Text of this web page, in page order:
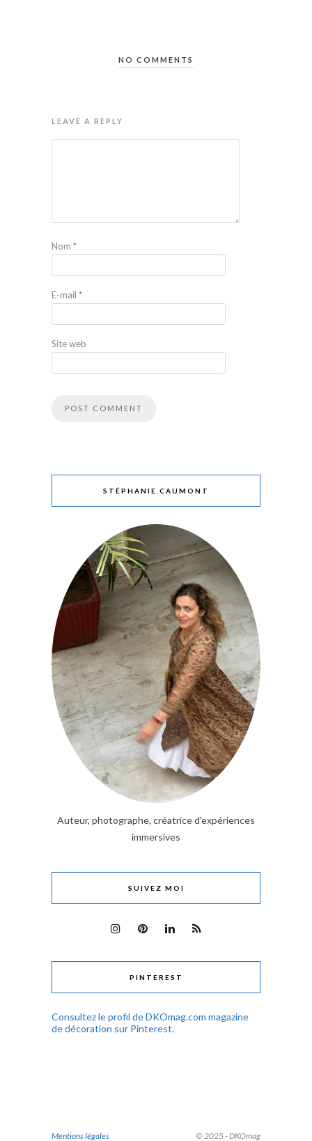
NO COMMENTS
LEAVE A REPLY
Nom *
E-mail *
Site web
STÉPHANIE CAUMONT
Auteur, photographe, créatrice d'expériences
immersives
SUIVEZ MOI
PINTEREST
Consultez le profil de DKOmag.com magazine
de décoration sur Pinterest.
Mentions légales © 2025 - DKOmag